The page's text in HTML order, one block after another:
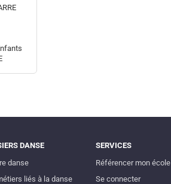
DANSE
danse
liés à la danse
SERVICES
Référencer mon école
Se connecter